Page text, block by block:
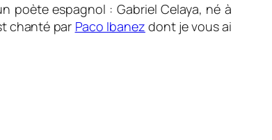
poète espagnol : Gabriel Celaya, né à
chanté par Paco Ibanez dont je vous ai